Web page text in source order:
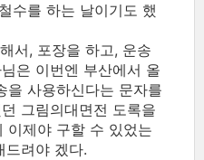
수를 하는 날이기도 했
서, 포장을 하고, 운송
은 이번엔 부산에서 올
을 사용하신다는 문자를
그림의대면전 도록을
이제야 구할 수 있었는
드려야 겠다.